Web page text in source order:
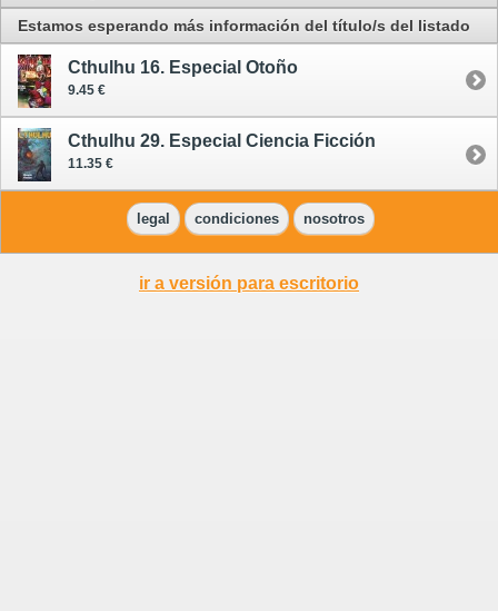
Estamos esperando más información del título/s del listado
Cthulhu 16. Especial Otoño
9.45 €
Cthulhu 29. Especial Ciencia Ficción
11.35 €
legal condiciones nosotros
ir a versión para escritorio